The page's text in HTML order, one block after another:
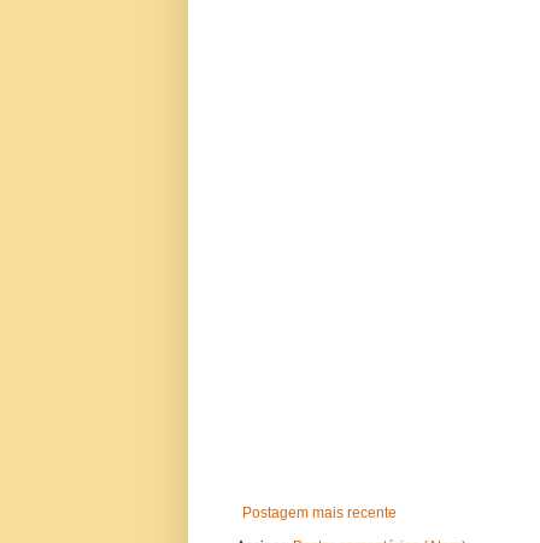
Postagem mais recente